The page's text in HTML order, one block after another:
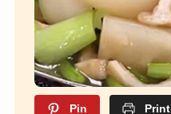
Pin Print